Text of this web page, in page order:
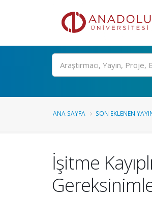
Ara
ANA SAYFA SON EKLENEN
İşitme